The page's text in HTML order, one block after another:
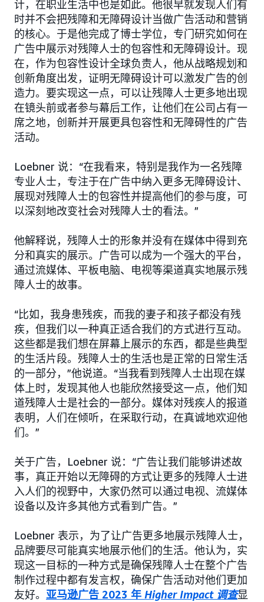
计，在职业生活中也是如此。他很早就发现人们有
时并不会把残障和无障碍设计当做广告活动和营销
的核心。于是他完成了博士学位，专门研究如何在
广告中展示对残障人士的包容性和无障碍设计。现
在，作为包容性设计全球负责人，他从战略规划和
创新角度出发，证明无障碍设计可以激发广告的创
造力。要实现这一点，可以让残障人士更多地出现
在镜头前或者参与幕后工作，让他们在公司占有一
席之地，创新并开展更具包容性和无障碍性的广告
活动。
Loebner 说：“在我看来，特别是我作为一名残障
专业人士，专注于在广告中纳入更多无障碍设计、
展现对残障人士的包容性并提高他们的参与度，可
以深刻地改变社会对残障人士的看法。”
他解释说，残障人士的形象并没有在媒体中得到充
分和真实的展示。广告可以成为一个强大的平台，
通过流媒体、平板电脑、电视等渠道真实地展示残
障人士的故事。
“比如，我身患残疾，而我的妻子和孩子都没有残
疾，但我们以一种真正适合我们的方式进行互动。
这些都是我们想在屏幕上展示的东西，都是些典型
的生活片段。残障人士的生活也是正常的日常生活
的一部分，”他说道。“当我看到残障人士出现在媒
体上时，发现其他人也能欣然接受这一点，他们知
道残障人士是社会的一部分。媒体对残疾人的报道
表明，人们在倾听，在采取行动，在真诚地欢迎他
们。”
关于广告，Loebner 说：“广告让我们能够讲述故
事，真正开始以无障碍的方式让更多的残障人士进
入人们的视野中，大家仍然可以通过电视、流媒体
设备以及许多其他方式看到广告。”
Loebner 表示，为了让广告更多地展示残障人士，
品牌要尽可能真实地展示他们的生活。他认为，实
现这一目标的一种方式是确保残障人士在整个广告
制作过程中都有发言权，确保广告活动对他们更加
友好。 亚马逊广告 2023 年 Higher Impact 调查显